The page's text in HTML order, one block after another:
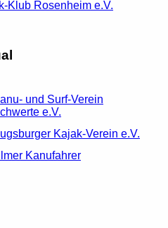
Klub Rosenheim e.V.
und Surf-Verein
e.V.
Kajak-Verein e.V.
Kanufahrer